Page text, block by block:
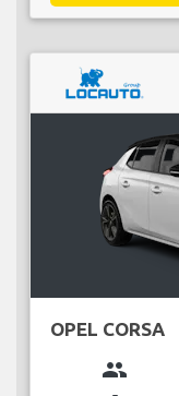
OPEL CORSA
group